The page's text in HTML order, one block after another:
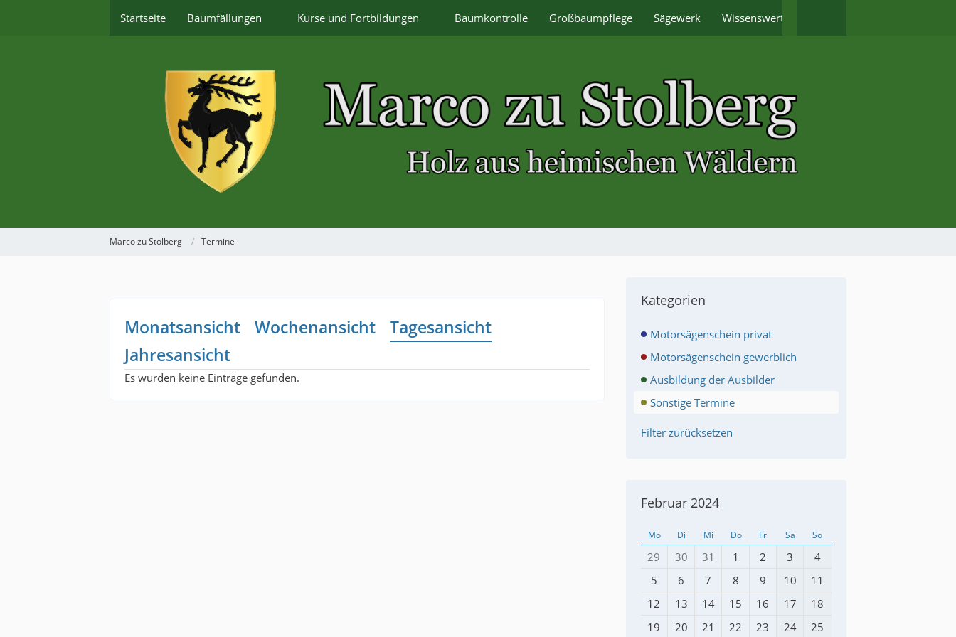
Startseite Baumfällungen Kurse und Fortbildungen Baumkontrolle Großbaumpflege Sägewerk Wissenswertes
Marco zu Stolberg Termine
Monatsansicht Wochenansicht
Tagesansicht
Jahresansicht
Es wurden keine Einträge gefunden.
Kategorien
Motorsägenschein privat
Motorsägenschein gewerblich
Ausbildung der Ausbilder
Sonstige Termine
Filter zurücksetzen
Februar 2024
Mo Di Mi Do Fr Sa So
29 30 31 1 2 3
4
5
6 7 8 9 10
11
12
13 14 15 16 17
18
19
20 21 22 23 24 25